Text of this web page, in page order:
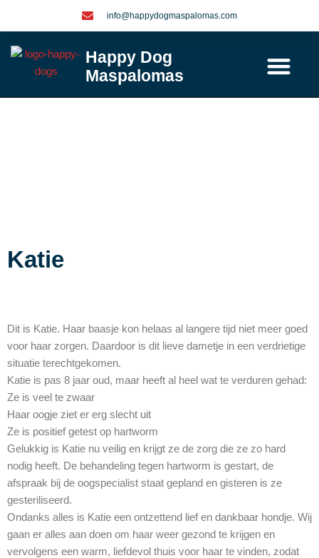
inhoud
info@happydogmaspalomas.com
Happy Dog
Maspalomas
Katie
Dit is Katie. Haar baasje kon helaas al langere tijd niet meer goed
voor haar zorgen. Daardoor is dit lieve dametje in een verdrietige
situatie terechtgekomen.
Katie is pas 8 jaar oud, maar heeft al heel wat te verduren gehad:
Ze is veel te zwaar
Haar oogje ziet er erg slecht uit
Ze is positief getest op hartworm
Gelukkig is Katie nu veilig en krijgt ze de zorg die ze zo hard
nodig heeft. De behandeling tegen hartworm is gestart, de
afspraak bij de oogspecialist staat gepland en gisteren is ze
gesteriliseerd.
Ondanks alles is Katie een ontzettend lief en dankbaar hondje. Wij
gaan er alles aan doen om haar weer gezond te krijgen en
vervolgens een warm, liefdevol thuis voor haar te vinden, zodat